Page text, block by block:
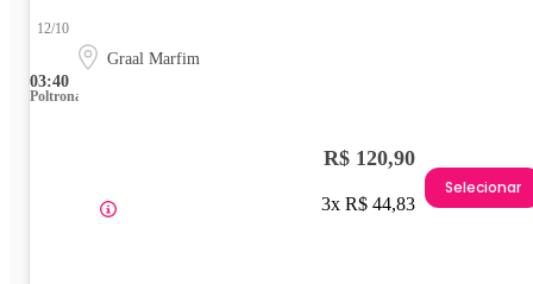
03:40
12/10
Graal Marfim
Poltrona
R$ 120,90
3x R$ 44,83
Selecionar